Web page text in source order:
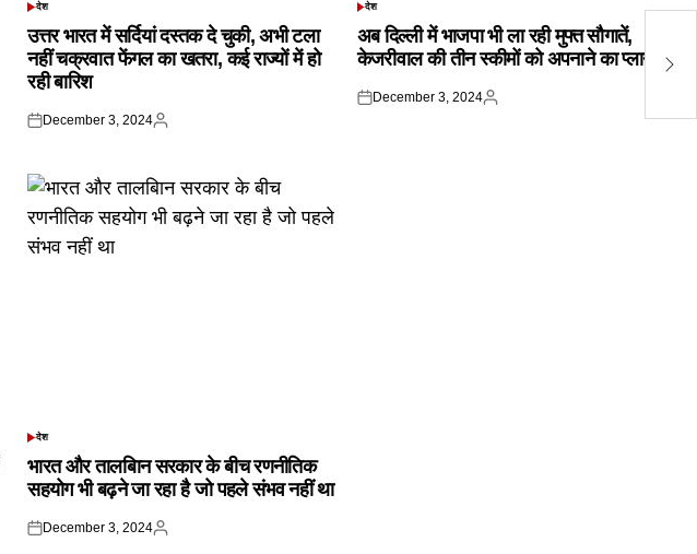
POSTED
देश
उत्तर भारत में सर्दियां दस्तक दे चुकी, अभी टला
नहीं चक्रवात फेंगल का खतरा, कई राज्यों में हो
रही बारिश
Posted
December 3, 2024
Posted
POSTED
देश
अब दिल्ली में भाजपा भी ला रही मुफ्त सौगातें,
केजरीवाल की तीन स्कीमों को अपनाने का प्लान
Posted
December 3, 2024
Posted
POSTED
देश
भारत और तालबिान सरकार के बीच रणनीतिक
सहयोग भी बढ़ने जा रहा है जो पहले संभव नहीं था
Posted
December 3, 2024
Posted